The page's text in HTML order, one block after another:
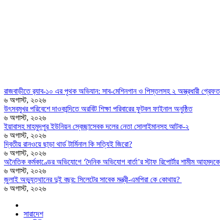
রাজবাড়ীতে র‍্যাব-১০ এর পৃথক অভিযান: সাব-মেশিনগান ও পিস্তলসহ ২ অস্ত্রধারী
৬ অগাস্ট, ২০২৬
উৎসবমুখর পরিবেশে দাওকান্দিতে অরবিট শিক্ষা পরিবারের ফুটবল ফাইনাল অনুষ্ঠিত
৬ অগাস্ট, ২০২৬
ইয়াবাসহ মাহমুদপুর ইউনিয়ন স্বেচ্ছাসেবক দলের নেতা সোলাইমানসহ আটক-২
৬ অগাস্ট, ২০২৬
দ্বিতীয় রানওয়ে ছাড়া থার্ড টার্মিনাল কি সত্যিই জিরো?
৬ অগাস্ট, ২০২৬
অনৈতিক কর্মকাণ্ডের অভিযোগে ‘দৈনিক অভিযোগ বার্তা’র স্টাফ রিপোর্টার শামীম
৬ অগাস্ট, ২০২৬
জুলাই অভ্যুত্থানের দুই বছর: সিলেটের সাবেক মন্ত্রী-এমপিরা কে কোথায়? ​
৬ অগাস্ট, ২০২৬
সারাদেশ